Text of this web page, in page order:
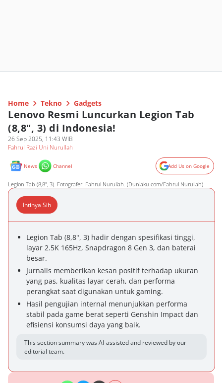
Home Tekno Gadgets
Lenovo Resmi Luncurkan Legion Tab
(8,8", 3) di Indonesia!
26 Sep 2025, 11:43 WIB
Fahrul Razi Uni Nurullah
News Channel Add Us on Google
Legion Tab (8,8", 3). Fotografer: Fahrul Nurullah. (Duniaku.com/Fahrul Nurullah)
Intinya Sih
Legion Tab (8,8", 3) hadir dengan spesifikasi tinggi,
layar 2.5K 165Hz, Snapdragon 8 Gen 3, dan baterai
besar.
Jurnalis memberikan kesan positif terhadap ukuran
yang pas, kualitas layar cerah, dan performa
perangkat saat digunakan untuk gaming.
Hasil pengujian internal menunjukkan performa
stabil pada game berat seperti Genshin Impact dan
efisiensi konsumsi daya yang baik.
This section summary was AI-assisted and reviewed by our
editorial team.